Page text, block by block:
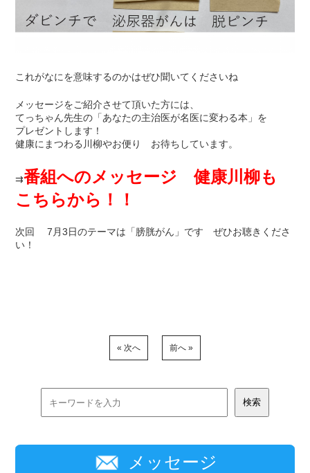
これがなにを意味するのかはぜひ聞いてくださいね
メッセージをご紹介させて頂いた方には、
てっちゃん先生の「あなたの主治医が名医に変わる本」を
プレゼントします！
健康にまつわる川柳やお便り お待ちしています。
⇉番組へのメッセージ 健康川柳も
こちらから！！
次回 7月3日のテーマは「膀胱がん」です ぜひお聴きくださ
い！
« 次へ 前へ »
メッセージ